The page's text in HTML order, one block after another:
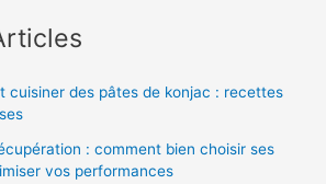
cuisiner des pâtes de konjac : recettes
: comment bien choisir ses
vos performances